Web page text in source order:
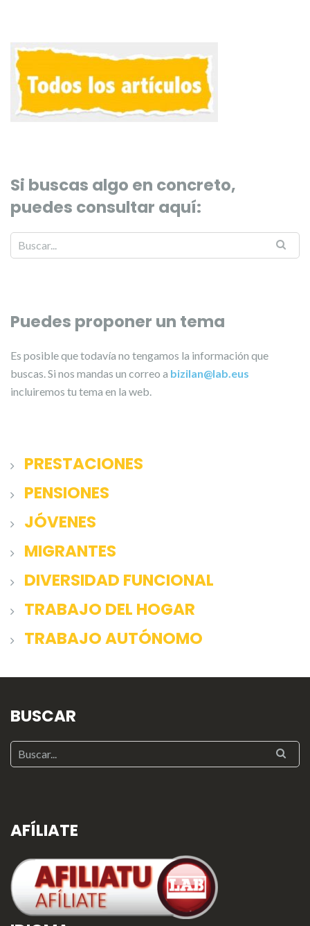
Si buscas algo en concreto,
puedes consultar aquí:
Puedes proponer un tema
Es posible que todavía no tengamos la información que
buscas. Si nos mandas un correo a bizilan@lab.eus
incluiremos tu tema en la web.
PRESTACIONES
PENSIONES
JÓVENES
MIGRANTES
DIVERSIDAD FUNCIONAL
TRABAJO DEL HOGAR
TRABAJO AUTÓNOMO
BUSCAR
AFÍLIATE